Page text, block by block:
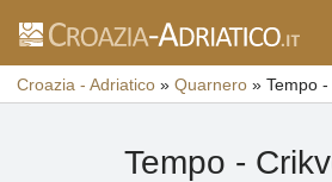
Croazia - Adriatico » Quarnero » Tempo
Tempo -